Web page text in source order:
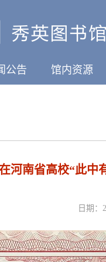
公告 馆内资源
河南省高校“此中
日期：